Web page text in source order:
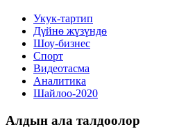
Укук-тартип
Дγйнө жүзүндө
Шоу-бизнес
Спорт
Видеотасма
Аналитика
Шайлоо-2020
Алдын ала талдоолор